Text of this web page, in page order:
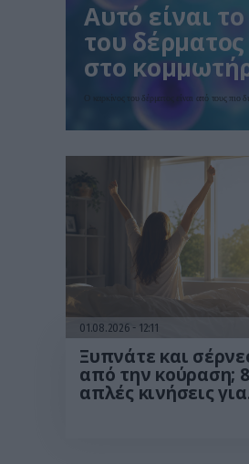
Αυτό είναι
του
στο
Ο καρκίνος του δέρματος είναι από τους πιο
01.08.2026 12:11
Ξυπνάτε και
από την κούραση;
απλές κινήσεις για